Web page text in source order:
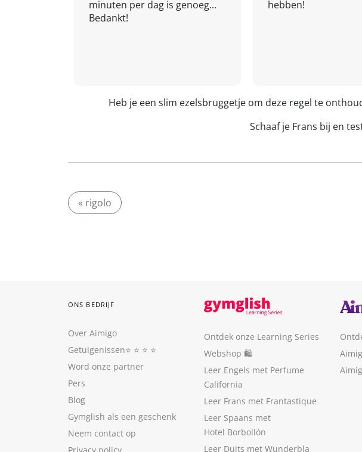
minuten per dag is genoeg...
Bedankt!
hebben!
Heb je een slim ezelsbruggetje om deze regel te
Schaaf je Frans bij en
« rigolo
ONS BEDRIJF
Over Aimigo
Getuigenissen⭐️ ⭐️ ⭐️ ⭐️
Word onze partner
Pers
Blog
Gymglish als een geschenk
Neem contact op
Ontdek onze Learning Series
Webshop 🛍
Leer Engels met Perfume
California
Leer Frans met Frantastique
Leer Spaans met
Hotel Borbollón
Leer Duits met Wunderbla